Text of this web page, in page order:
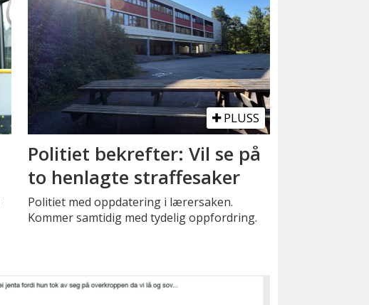
PLUSS
Politiet bekrefter: Vil se på
to henlagte straffesaker
Politiet med oppdatering i lærersaken.
Kommer samtidig med tydelig oppfordring.